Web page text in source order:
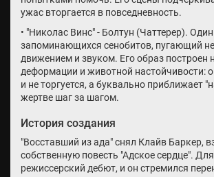
ужас вторгается в повседневность.
• "Николас Винс" - Болтун (Чаттерер).
запоминающихся сенобитов, пугающий
движением и звуком. Его образ построен
деформации и животной настойчивости:
и не торгуется, а буквально приближает
жертве шаг за шагом.
История создания
"Восставший из ада" снял Клайв Баркер,
собственную повесть "Адское сердце".
режиссерский дебют, и он стремился